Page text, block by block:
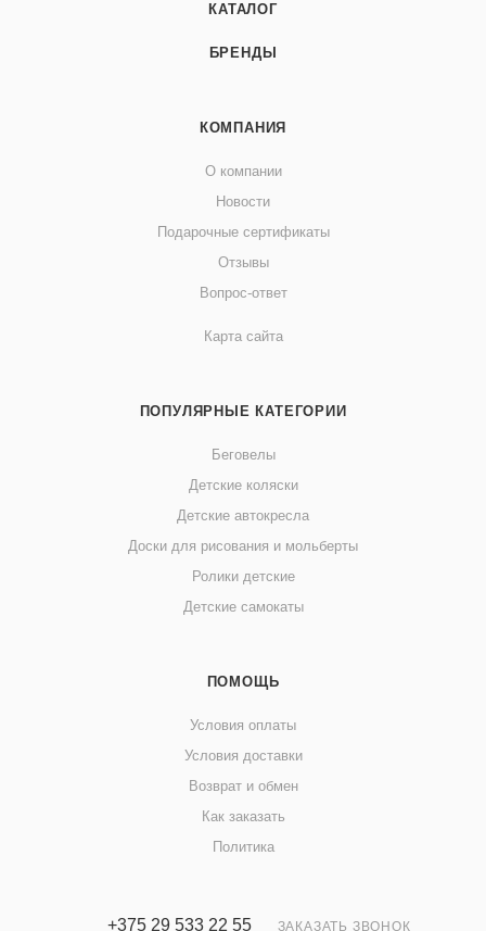
КАТАЛОГ
БРЕНДЫ
КОМПАНИЯ
О компании
Новости
Подарочные сертификаты
Отзывы
Вопрос-ответ
Карта сайта
ПОПУЛЯРНЫЕ КАТЕГОРИИ
Беговелы
Детские коляски
Детские автокресла
Доски для рисования и мольберты
Ролики детские
Детские самокаты
ПОМОЩЬ
Условия оплаты
Условия доставки
Возврат и обмен
Как заказать
Политика
+375 29 533 22 55 ЗАКАЗАТЬ ЗВОНОК